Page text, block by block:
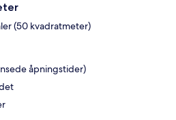
(50 kvadratmeter)
åpningstider)